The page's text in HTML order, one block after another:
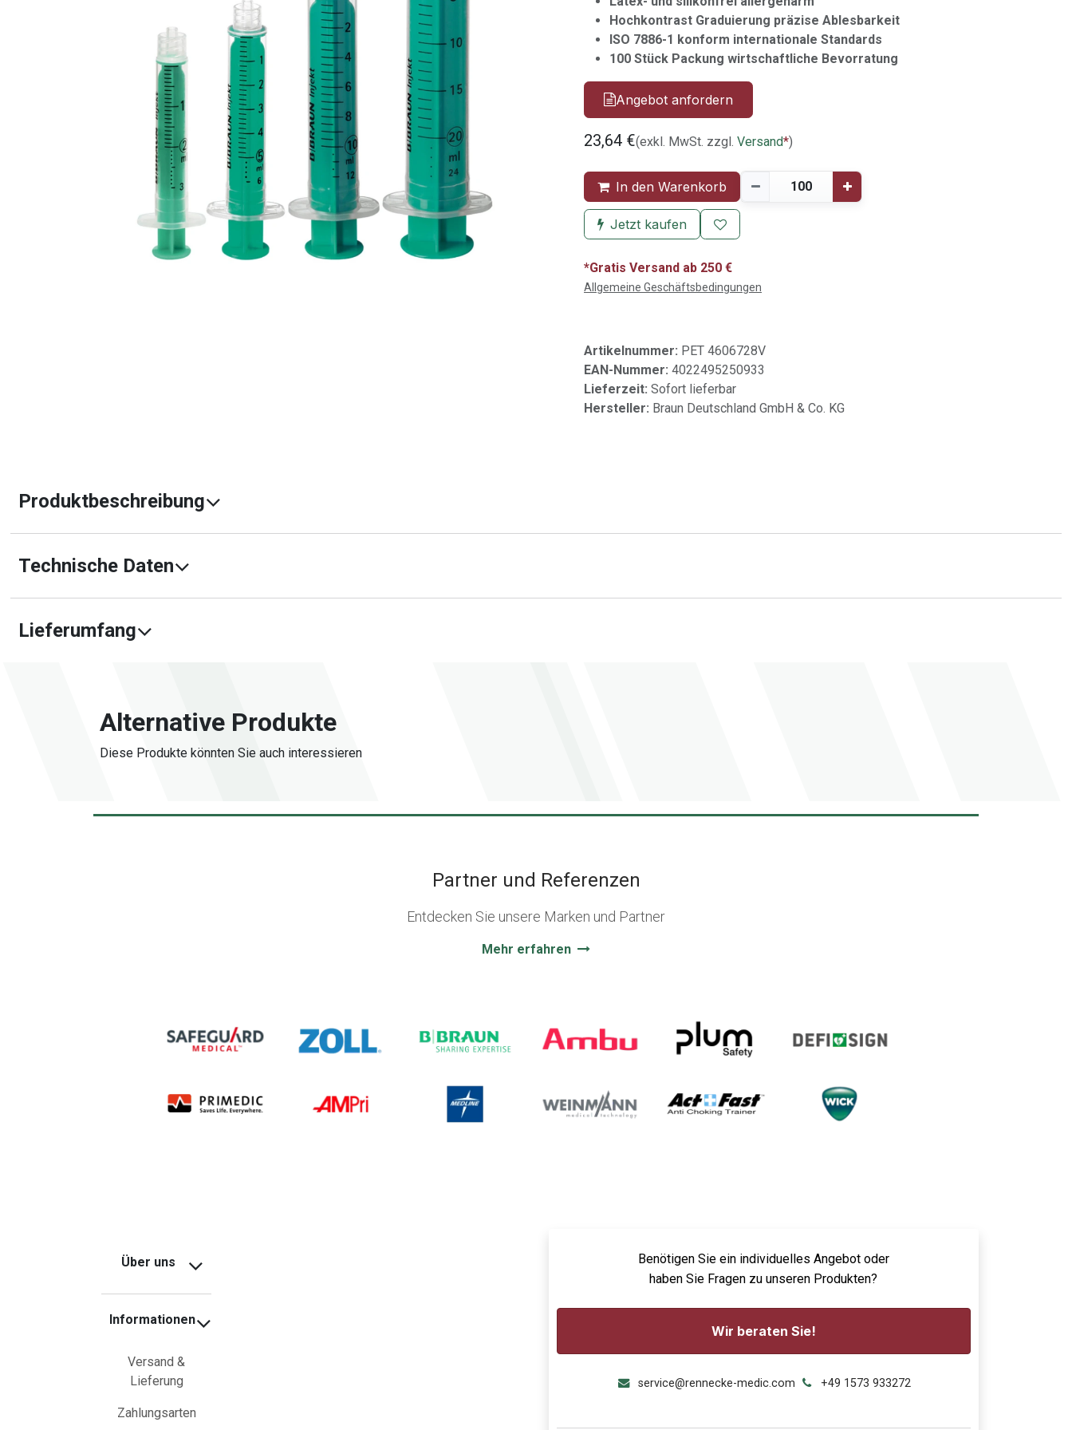
Hochkontrast Graduierung präzise Ablesbarkeit
ISO 7886-1 konform internationale Standards
100 Stück Packung wirtschaftliche Bevorratung
Angebot anfordern
23,64 €(exkl. MwSt. zzgl. Versand*)
In den Warenkorb
Jetzt kaufen
*Gratis Versand ab 250 €
Allgemeine Geschäftsbedingungen
Artikelnummer: PET 4606728V
EAN-Nummer: 4022495250933
Lieferzeit: Sofort lieferbar
Hersteller: Braun Deutschland GmbH & Co. KG
Produktbeschreibung
Technische Daten
Lieferumfang
Alternative Produkte
Diese Produkte könnten Sie auch interessieren
Partner und Referenzen
Entdecken Sie unsere Marken und Partner
Mehr erfahren
Über uns
Informationen
Versand &
Lieferung
Zahlungsarten
Benötigen Sie ein individuelles Angebot oder
haben Sie Fragen zu unseren Produkten?
Wir beraten Sie!
service@rennecke-medic.com +49 1573 933272